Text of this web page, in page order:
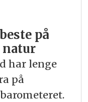
på
har lenge
på